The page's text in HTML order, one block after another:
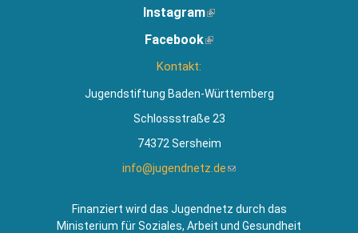
Instagram(Link
extern)
Facebook(Link
Kontakt:
Jugendstiftung Baden-Württemberg
Schlossstraße 23
74372 Sersheim
info@jugendnetz.de(Link
Mail)
Finanziert wird das Jugendnetz durch das
Ministerium für Soziales, Arbeit und Gesundheit